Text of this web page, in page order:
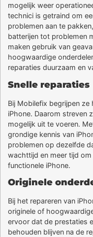
mogelijk weer
technici is getraind om
problemen aan te
batterijen tot problemen
maken gebruik van
hoogwaardige
reparaties duurzaam en
Snelle reparaties
Bij Mobilefix begrijpen
iPhone. Daarom streven
mogelijk uit te voeren.
grondige kennis van
problemen op dezelfde
wachttijd en meer tijd
functionele iPhone.
Originele
Bij het repareren van
originele of
ervoor dat de prestaties
behouden blijven na de